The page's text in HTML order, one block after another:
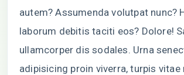
autem? Assumenda volutpat nunc?
laborum debitis taciti eos? Dolore!
ullamcorper dis sodales. Urna
adipisicing proin viverra, turpis vitae